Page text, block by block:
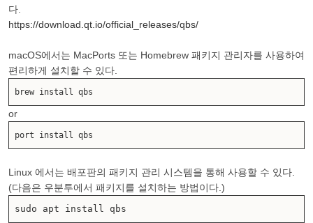
다.
https://download.qt.io/official_releases/qbs/
macOS에서는 MacPorts 또는 Homebrew 패키지 관리자를 사용하여
편리하게 설치할 수 있다.
brew install qbs
or
port install qbs
Linux 에서는 배포판의 패키지 관리 시스템을 통해 사용할 수 있다.
(다음은 우분투에서 패키지를 설치하는 방법이다.)
sudo apt install qbs